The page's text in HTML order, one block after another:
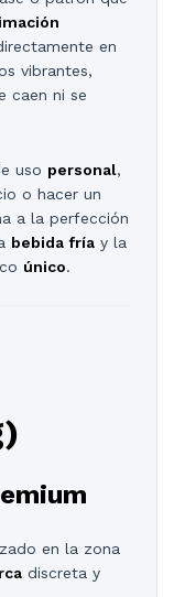
en
vibrantes,
caen ni se
uso personal,
o hacer un
a la perfección
bebida fría y la
único.
en la zona
discreta y